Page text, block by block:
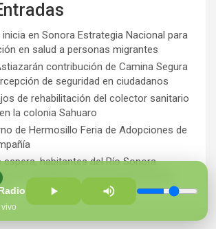
en Sonora Estrategia Nacional para
en salud a personas migrantes
contribución de Camina Segura
de seguridad en ciudadanos
de rehabilitación del colector sanitario
la colonia Sahuaro
de Hermosillo Feria de Adopciones de
espera, habitantes del Río Sonora
y Sheinbaum por construcción de